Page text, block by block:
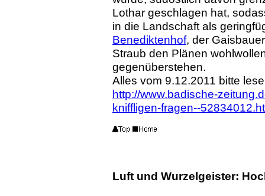
Lothar geschlagen hat,
in die Landschaft als
Benediktenhof, der
Straub den Plänen
gegenüberstehen.
Alles vom 9.12.2011 bitte
http://www.badische-
kniffligen-fragen--
Luft und Wurzelgeister: